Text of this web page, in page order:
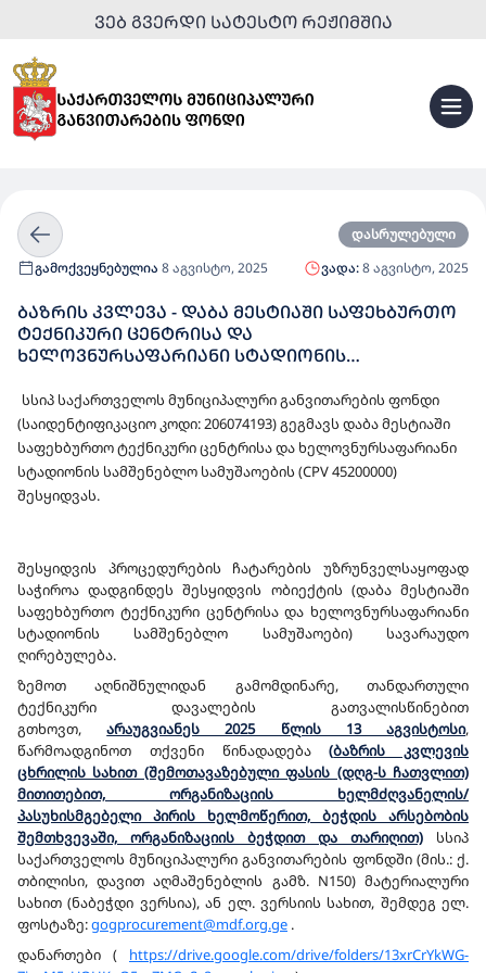
ᲕᲔᲑ ᲒᲕᲔᲠᲓᲘ ᲡᲐᲢᲔᲡᲢᲝ ᲠᲔᲟᲘᲛᲨᲘᲐ
დასრულებული
გამოქვეყნებულია 8 აგვისტო, 2025 ვადა:8 აგვისტო, 2025
ᲑᲐᲖᲠᲘᲡ ᲙᲕᲚᲔᲕᲐ - ᲓᲐᲑᲐ ᲛᲔᲡᲢᲘᲐᲨᲘ ᲡᲐᲤᲔᲮᲑᲣᲠᲗᲝ
ᲢᲔᲥᲜᲘᲙᲣᲠᲘ ᲪᲔᲜᲢᲠᲘᲡᲐ ᲓᲐ
ᲮᲔᲚᲝᲕᲜᲣᲠᲡᲐᲤᲐᲠᲘᲐᲜᲘ ᲡᲢᲐᲓᲘᲝᲜᲘᲡ
სსიპ საქართველოს მუნიციპალური განვითარების ფონდი
(საიდენტიფიკაციო კოდი: 206074193) გეგმავს დაბა მესტიაში
საფეხბურთო ტექნიკური ცენტრისა და ხელოვნურსაფარიანი
სტადიონის სამშენებლო სამუშაოების (CPV 45200000)
შესყიდვას.
შესყიდვის პროცედურების ჩატარების უზრუნველსაყოფად
საჭიროა დადგინდეს შესყიდვის ობიექტის (დაბა მესტიაში
საფეხბურთო ტექნიკური ცენტრისა და ხელოვნურსაფარიანი
სტადიონის სამშენებლო სამუშაოები) სავარაუდო
ღირებულება.
ზემოთ აღნიშნულიდან გამომდინარე, თანდართული
ტექნიკური დავალების გათვალისწინებით
გთხოვთ,არაუგვიანეს 2025 წლის 13 აგვისტოსი,
წარმოადგინოთ თქვენი წინადადება(ბაზრის კვლევის
ცხრილის სახით (შემოთავაზებული ფასის (დღგ-ს ჩათვლით)
მითითებით, ორგანიზაციის ხელმძღვანელის/
პასუხისმგებელი პირის ხელმოწერით, ბეჭდის არსებობის
შემთხვევაში, ორგანიზაციის ბეჭდით და თარიღით) სსიპ
საქართველოს მუნიციპალური განვითარების ფონდში (მის.: ქ.
თბილისი, დავით აღმაშენებლის გამზ. N150) მატერიალური
სახით (ნაბეჭდი ვერსია), ან ელ. ვერსიის სახით, შემდეგ ელ.
ფოსტაზე:gogprocurement@mdf.org.ge .
დანართები ( https://drive.google.com/drive/folders/13xrCrYkWG-